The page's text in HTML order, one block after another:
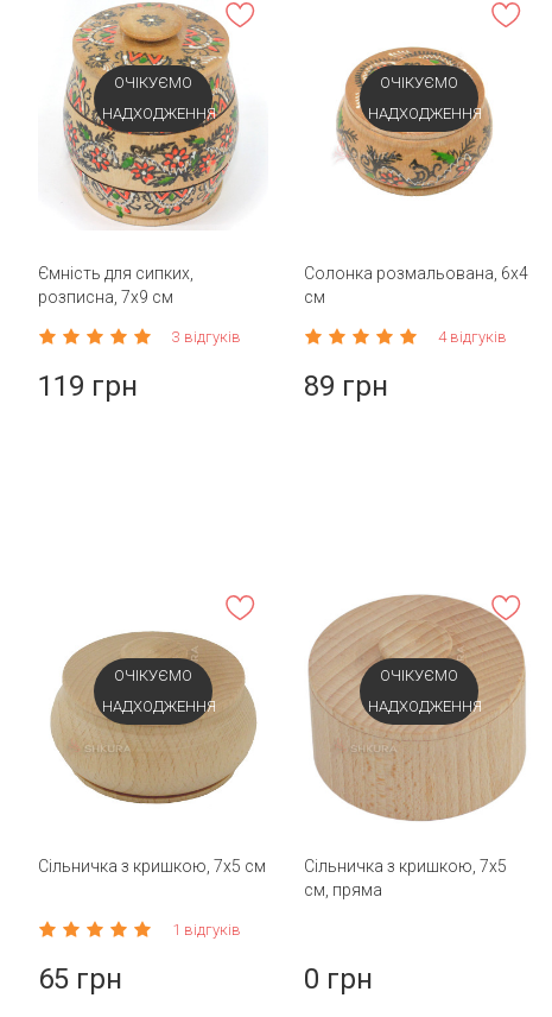
ОЧІКУЄМО
НАДХОДЖЕННЯ
Ємність для сипких,
розписна, 7х9 см
3 відгуків
119 грн
ОЧІКУЄМО
НАДХОДЖЕННЯ
Солонка розмальована, 6х4
см
4 відгуків
89 грн
ОЧІКУЄМО
НАДХОДЖЕННЯ
Сільничка з кришкою, 7х5 см
1 відгуків
65 грн
ОЧІКУЄМО
НАДХОДЖЕННЯ
Сільничка з кришкою, 7х5
см, пряма
0 грн